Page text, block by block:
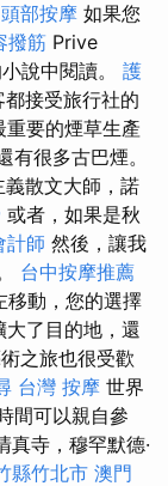
部按摩 如果您
撥筋 Prive
說中閱讀。 護
接受旅行社的
要的煙草生產
很多古巴煙。
散文大師，諾
或者，如果是秋
計師 然後，讓我
台中按摩推薦
移動，您的選擇
大了目的地，還
之旅也很受歡
台灣 按摩 世界
間可以親自參
真寺，穆罕默德·
縣竹北市 澳門